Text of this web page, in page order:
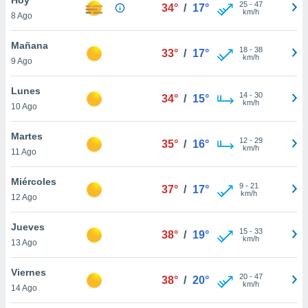
y
en
más
de
8 Ago
34° / 17° 25- 47
km/h
Mañana
9 Ago
33° / 17° 18- 38
km/h
Lunes
10 Ago
34° / 15° 14- 30
km/h
Martes
11 Ago
35° / 16° 12- 29
km/h
Miércoles
12 Ago
37° / 17° 9- 21
km/h
Jueves
13 Ago
38° / 19° 15- 33
km/h
Viernes
14 Ago
38° / 20° 20- 47
km/h